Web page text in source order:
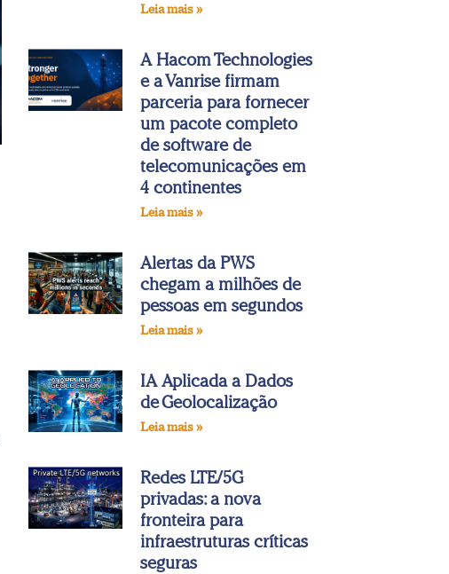
Leia mais »
A Hacom Technologies
e a Vanrise firmam
parceria para fornecer
um pacote completo
de software de
telecomunicações em
4 continentes
Leia mais »
Alertas da PWS
chegam a milhões de
pessoas em segundos
Leia mais »
IA Aplicada a Dados
de Geolocalização
Leia mais »
Redes LTE/5G
privadas: a nova
fronteira para
infraestruturas críticas
seguras